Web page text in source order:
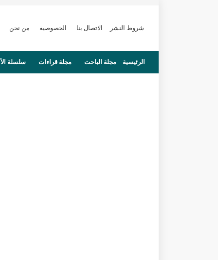
شروط النشر الاتصال بنا الخصوصية من نحن
الرئيسية مجلة الباحث مجلة قراءات سلسلة